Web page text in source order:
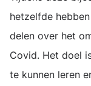
hetzelfde
delen over het
Covid. Het doel
te kunnen leren